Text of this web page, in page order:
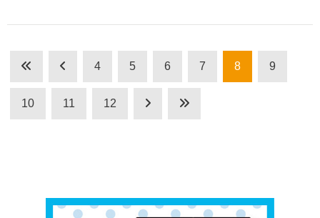
4 5 6 7 8 9
10 11 12